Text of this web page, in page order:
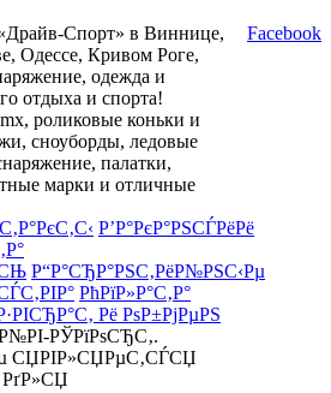
Спорт» в Виннице,
Одессе, Кривом Роге,
одежда и
отдыха и спорта!
роликовые коньки и
сноуборды, ледовые
палатки,
марки и отличные
Facebook
Р’Р°РєР°РЅСЃРёРё
Р“Р°СЂР°РЅС‚РёР№РЅС‹Рµ
РћРїР»Р°С‚Р°
Рё РѕР±РјРµРЅ
РЎРїРѕСЂС‚.
СЏРІР»СЏРµС‚СЃСЏ
РґР»СЏ